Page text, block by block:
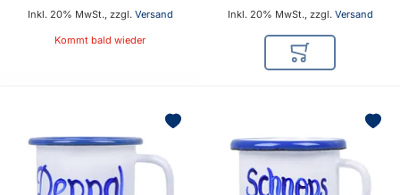
Inkl. 20% MwSt., zzgl. Versand
Kommt bald wieder
Inkl. 20% MwSt., zzgl. Versand
In den